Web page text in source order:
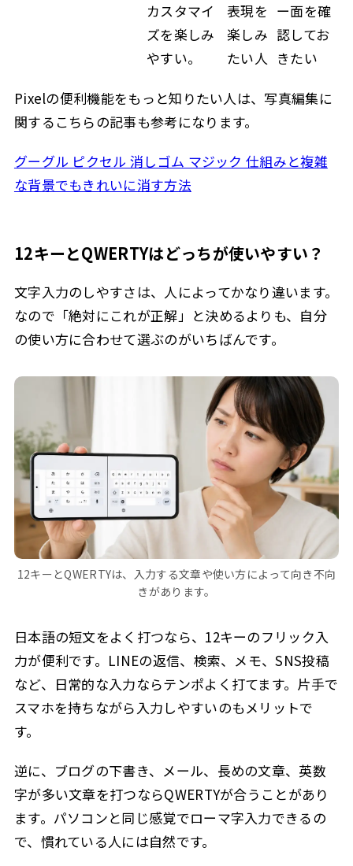
カスタマイ
ズを楽しみ
やすい。
表現を
楽しみ
たい人
ー面を確
認してお
きたい
Pixelの便利機能をもっと知りたい人は、写真編集に
関するこちらの記事も参考になります。
グーグル ピクセル 消しゴム マジック 仕組みと複雑
な背景でもきれいに消す方法
12キーとQWERTYはどっちが使いやすい？
文字入力のしやすさは、人によってかなり違います。
なので「絶対にこれが正解」と決めるよりも、自分
の使い方に合わせて選ぶのがいちばんです。
12キーとQWERTYは、入力する文章や使い方によって向き不向
きがあります。
日本語の短文をよく打つなら、12キーのフリック入
力が便利です。LINEの返信、検索、メモ、SNS投稿
など、日常的な入力ならテンポよく打てます。片手で
スマホを持ちながら入力しやすいのもメリットで
す。
逆に、ブログの下書き、メール、長めの文章、英数
字が多い文章を打つならQWERTYが合うことがあり
ます。パソコンと同じ感覚でローマ字入力できるの
で、慣れている人には自然です。